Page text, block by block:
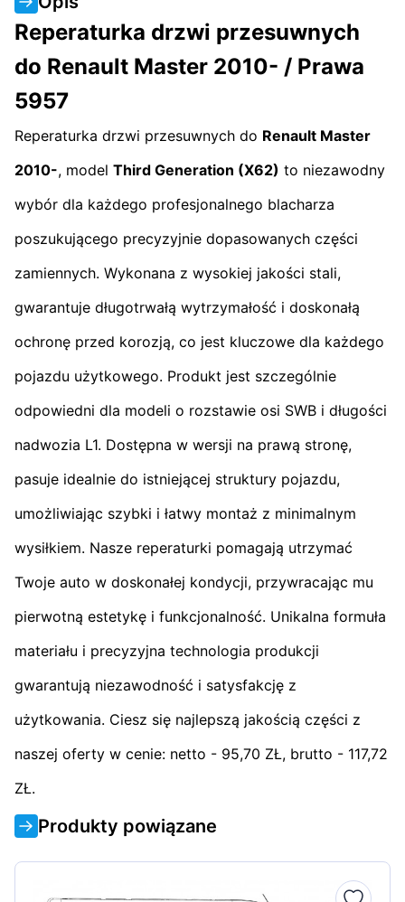
Reperaturka drzwi przesuwnych
do Renault Master 2010- / Prawa
5957
Reperaturka drzwi przesuwnych do Renault Master
2010-, model Third Generation (X62) to niezawodny
wybór dla każdego profesjonalnego blacharza
poszukującego precyzyjnie dopasowanych części
zamiennych. Wykonana z wysokiej jakości stali,
gwarantuje długotrwałą wytrzymałość i doskonałą
ochronę przed korozją, co jest kluczowe dla każdego
pojazdu użytkowego. Produkt jest szczególnie
odpowiedni dla modeli o rozstawie osi SWB i długości
nadwozia L1. Dostępna w wersji na prawą stronę,
pasuje idealnie do istniejącej struktury pojazdu,
umożliwiając szybki i łatwy montaż z minimalnym
wysiłkiem. Nasze reperaturki pomagają utrzymać
Twoje auto w doskonałej kondycji, przywracając mu
pierwotną estetykę i funkcjonalność. Unikalna formuła
materiału i precyzyjna technologia produkcji
gwarantują niezawodność i satysfakcję z
użytkowania. Ciesz się najlepszą jakością części z
naszej oferty w cenie: netto - 95,70 ZŁ, brutto - 117,72
ZŁ.
Produkty powiązane